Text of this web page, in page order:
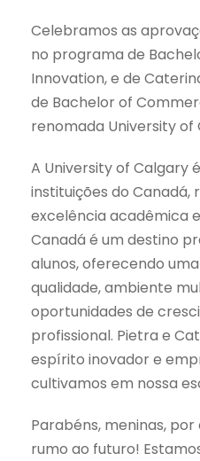
Celebramos as
no programa de
Innovation, e de
de Bachelor of
renomada University of
A University of Calgary
instituições do Canadá,
excelência acadêmica
Canadá é um destino
alunos, oferecendo
qualidade, ambiente
oportunidades de
profissional. Pietra e
espírito inovador e
cultivamos em nossa
Parabéns, meninas,
rumo ao futuro!